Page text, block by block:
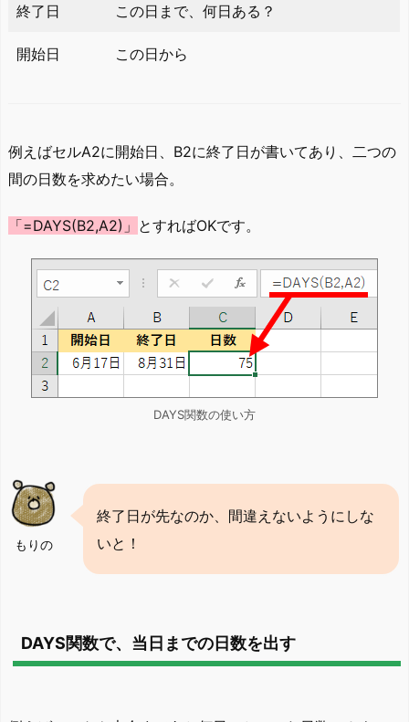
終了日 この日まで、何日ある？
開始日 この日から
例えばセルA2に開始日、B2に終了日が書いてあり、二つの
間の日数を求めたい場合。
「=DAYS(B2,A2)」 とすればOKです。
DAYS関数の使い方
もりの
終了日が先なのか、間違えないようにしな
いと！
DAYS関数で、当日までの日数を出す